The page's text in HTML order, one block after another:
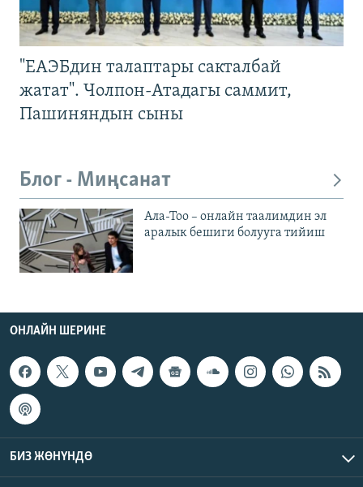
"ЕАЭБдин талаптары сакталбай
жатат". Чолпон-Атадагы саммит,
Пашиняндын сыны
Блог - Миңсанат
Ала-Тоо – онлайн таалимдин эл
аралык бешиги болууга тийиш
ОНЛАЙН ШЕРИНЕ
БИЗ ЖӨНҮНДӨ